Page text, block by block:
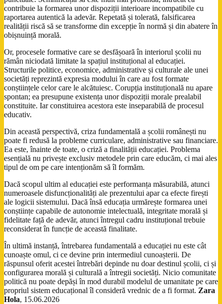
contribuie la formarea unor dispoziții interioare incompatibile cu
raportarea autentică la adevăr. Repetată și tolerată, falsificarea
realității riscă să se transforme din excepție în normă și din abatere în
obișnuință morală.
Or, procesele formative care se desfășoară în interiorul școlii nu
rămân niciodată limitate la spațiul instituțional al educației.
Structurile politice, economice, administrative și culturale ale unei
societăți reprezintă expresia modului în care au fost formate
conștiințele celor care le alcătuiesc. Corupția instituțională nu apare
spontan; ea presupune existența unor dispoziții morale prealabil
constituite. Iar constituirea acestora este inseparabilă de procesul
educativ.
Din această perspectivă, criza fundamentală a școlii românești nu
poate fi redusă la probleme curriculare, administrative sau financiare.
Ea este, înainte de toate, o criză a finalității educației. Problema
esențială nu privește exclusiv metodele prin care educăm, ci mai ales
tipul de om pe care intenționăm să îl formăm.
Dacă scopul ultim al educației este performanța măsurabilă, atunci
numeroasele disfuncționalități ale prezentului apar ca efecte firești
ale logicii sistemului. Dacă însă educația urmărește formarea unei
conștiințe capabile de autonomie intelectuală, integritate morală și
fidelitate față de adevăr, atunci întregul cadru instituțional trebuie
reconsiderat în funcție de această finalitate.
În ultimă instanță, întrebarea fundamentală a educației nu este cât
cunoaște omul, ci ce devine prin intermediul cunoașterii. De
răspunsul oferit acestei întrebări depinde nu doar destinul școlii, ci și
configurarea morală și culturală a întregii societăți. Nicio comunitate
politică nu poate depăși în mod durabil modelul de umanitate pe care
propriul sistem educațional îl consideră vrednic de a fi format. Zara
Hola, 15.06.2026